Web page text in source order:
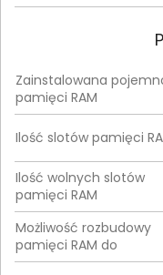
Zainstalowana
pamięci RAM
Ilość slotów pamięci
Ilość wolnych slotów
pamięci RAM
Możliwość rozbudowy
pamięci RAM do